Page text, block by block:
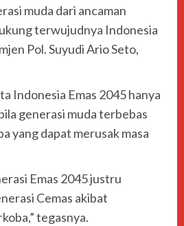
muda dari ancaman
terwujudnya Indonesia
Pol. Suyudi Ario Seto,
Indonesia Emas 2045 hanya
generasi muda terbebas
yang dapat merusak masa
Emas 2045 justru
Cemas akibat
tegasnya.